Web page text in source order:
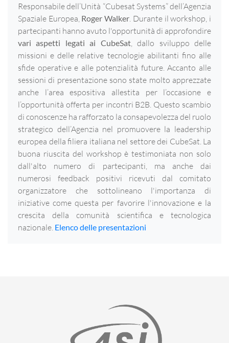
Responsabile dell’Unità “Cubesat Systems” dell’Agenzia
Spaziale Europea, Roger Walker. Durante il workshop, i
partecipanti hanno avuto l'opportunità di approfondire
vari aspetti legati ai CubeSat, dallo sviluppo delle
missioni e delle relative tecnologie abilitanti fino alle
sfide operative e alle potenzialità future. Accanto alle
sessioni di presentazione sono state molto apprezzate
anche l’area espositiva allestita per l’occasione e
l’opportunità offerta per incontri B2B. Questo scambio
di conoscenze ha rafforzato la consapevolezza del ruolo
strategico dell’Agenzia nel promuovere la leadership
europea della filiera italiana nel settore dei CubeSat. La
buona riuscita del workshop è testimoniata non solo
dall'alto numero di partecipanti, ma anche dai
numerosi feedback positivi ricevuti dal comitato
organizzatore che sottolineano l'importanza di
iniziative come questa per favorire l'innovazione e la
crescita della comunità scientifica e tecnologica
nazionale. Elenco delle presentazioni